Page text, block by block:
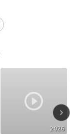
2026